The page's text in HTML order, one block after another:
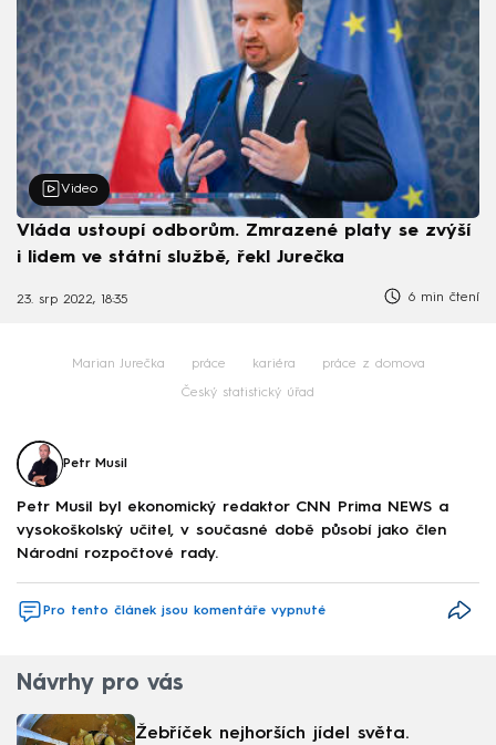
Video
Vláda ustoupí odborům. Zmrazené platy se zvýší
i lidem ve státní službě, řekl Jurečka
23. srp 2022, 18:35 6 min čtení
Marian Jurečka práce kariéra práce z domova
Český statistický úřad
Petr Musil
Petr Musil byl ekonomický redaktor CNN Prima NEWS a
vysokoškolský učitel, v současné době působí jako člen
Národní rozpočtové rady.
Pro tento článek jsou komentáře vypnuté
Návrhy pro vás
Žebříček nejhorších jídel světa.